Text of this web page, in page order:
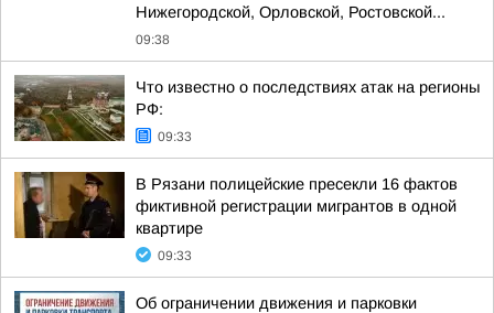
Нижегородской, Орловской, Ростовской...
09:38
Что известно о последствиях атак на регионы
РФ:
09:33
В Рязани полицейские пресекли 16 фактов
фиктивной регистрации мигрантов в одной
квартире
09:33
Об ограничении движения и парковки